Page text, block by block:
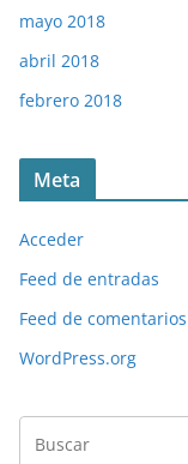
mayo 2018
abril 2018
febrero 2018
Meta
Acceder
Feed de entradas
Feed de comentarios
WordPress.org